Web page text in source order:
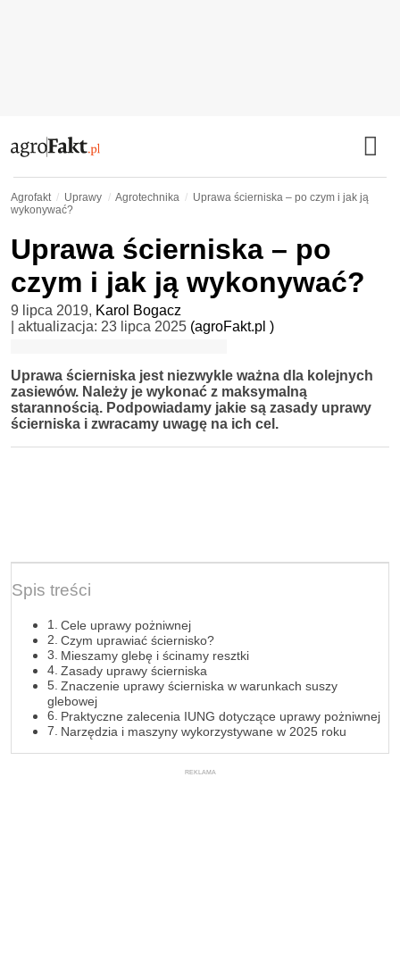
Agrofakt Uprawy Agrotechnika
Uprawa ścierniska – po czym i jak ją
wykonywać?
Uprawa ścierniska – po
czym i jak ją wykonywać?
9 lipca 2019, Karol Bogacz
| aktualizacja: 23 lipca 2025 (agroFakt.pl )
Uprawa ścierniska jest niezwykle ważna dla kolejnych
zasiewów. Należy je wykonać z maksymalną
starannością. Podpowiadamy jakie są zasady uprawy
ścierniska i zwracamy uwagę na ich cel.
Spis treści
Cele uprawy pożniwnej
Czym uprawiać ściernisko?
Mieszamy glebę i ścinamy resztki
Zasady uprawy ścierniska
Znaczenie uprawy ścierniska w warunkach suszy
glebowej
Praktyczne zalecenia IUNG dotyczące uprawy pożniwnej
Narzędzia i maszyny wykorzystywane w 2025 roku
REKLAMA